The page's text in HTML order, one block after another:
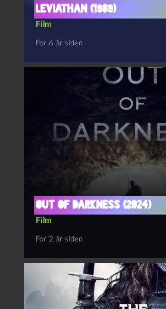
Leviathan (1989)
Film
For 6 år siden
Out of Darkness (2024)
Film
For 2 år siden